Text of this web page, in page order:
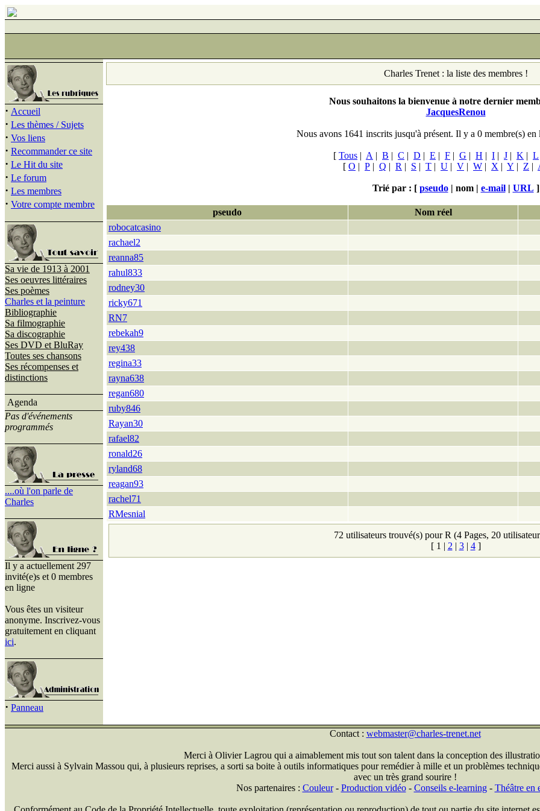
· Accueil
· Les thèmes / Sujets
· Vos liens
· Recommander ce site
· Le Hit du site
· Le forum
· Les membres
· Votre compte membre
Sa vie de 1913 à 2001
Ses oeuvres littéraires
Ses poèmes
Charles et la peinture
Bibliographie
Sa filmographie
Sa discographie
Ses DVD et BluRay
Toutes ses chansons
Ses récompenses et
distinctions
Agenda
Pas d'événements
programmés
....où l'on parle de
Charles
Il y a actuellement 297
invité(e)s et 0 membres
en ligne
Vous êtes un visiteur
anonyme. Inscrivez-vous
gratuitement en cliquant
ici.
· Panneau
Charles Trenet : la liste des membres !
Nous souhaitons la bienvenue à notre dernier
JacquesRenou
Nous avons 1641 inscrits jusqu'à présent. Il y a 0 membre(s) en
[ Tous | A | B | C | D | E | F | G | H | I | J | K | L
[ O | P | Q | R | S | T | U | V | W | X | Y | Z |
Trié par : [ pseudo| nom | e-mail| URL ]
pseudo Nom réel
robocatcasino
rachael2
reanna85
rahul833
rodney30
ricky671
RN7
rebekah9
rey438
regina33
rayna638
regan680
ruby846
Rayan30
rafael82
ronald26
ryland68
reagan93
rachel71
RMesnial
72 utilisateurs trouvé(s) pour R (4 Pages, 20
[ 1 | 2 | 3| 4 ]
Contact : webmaster@charles-trenet.net
Merci à Olivier Lagrou qui a aimablement mis tout son talent dans la conception des
Merci aussi à Sylvain Massou qui, à plusieurs reprises, a sorti sa boite à outils informatiques pour remédier à mille et un problèmes
avec un très grand sourire !
Nos partenaires : Couleur- Production vidéo- Conseils e-learning- Théâtre en